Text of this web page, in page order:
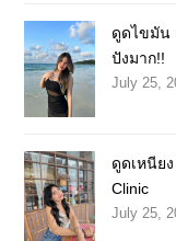
ดูดไขมัน
ปังมาก!!
July 25,
ดูดเหนีย
Clinic
July 25,